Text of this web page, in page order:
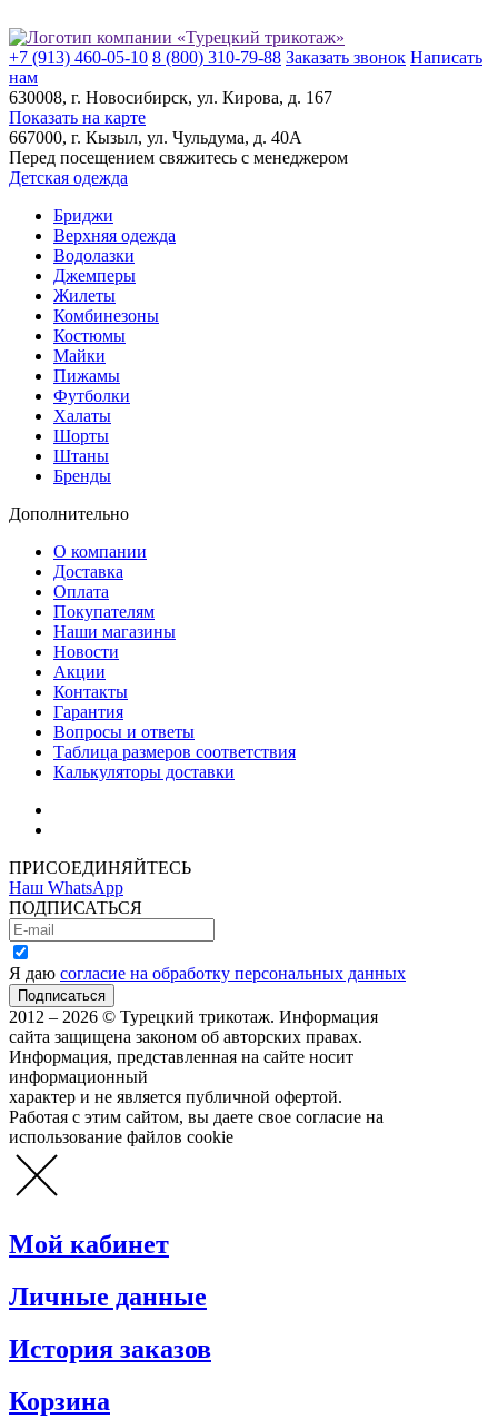
+7 (913) 460-05-10 8 (800) 310-79-88 Заказать звонок Написать
нам
630008, г. Новосибирск, ул. Кирова, д. 167
Показать на карте
667000, г. Кызыл, ул. Чульдума, д. 40А
Перед посещением свяжитесь с менеджером
Детская одежда
Бриджи
Верхняя одежда
Водолазки
Джемперы
Жилеты
Комбинезоны
Костюмы
Майки
Пижамы
Футболки
Халаты
Шорты
Штаны
Бренды
Дополнительно
О компании
Доставка
Оплата
Покупателям
Наши магазины
Новости
Акции
Контакты
Гарантия
Вопросы и ответы
Таблица размеров соответствия
Калькуляторы доставки
ПРИСОЕДИНЯЙТЕСЬ
Наш WhatsApp
ПОДПИСАТЬСЯ
Я даю согласие на обработку персональных данных
2012 – 2026 © Турецкий трикотаж. Информация
сайта защищена законом об авторских правах.
Информация, представленная на сайте носит
информационный
характер и не является публичной офертой.
Работая с этим сайтом, вы даете свое согласие на
использование файлов cookie
Мой кабинет
Личные данные
История заказов
Корзина